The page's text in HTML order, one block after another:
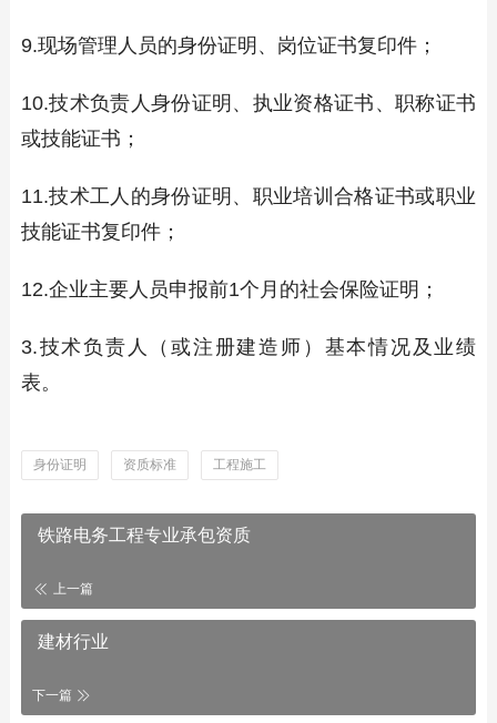
9.现场管理人员的身份证明、岗位证书复印件；
10.技术负责人身份证明、执业资格证书、职称证书
或技能证书；
11.技术工人的身份证明、职业培训合格证书或职业
技能证书复印件；
12.企业主要人员申报前1个月的社会保险证明；
3.技术负责人（或注册建造师）基本情况及业绩
表。
身份证明 资质标准 工程施工
铁路电务工程专业承包资质
上一篇
建材行业
下一篇